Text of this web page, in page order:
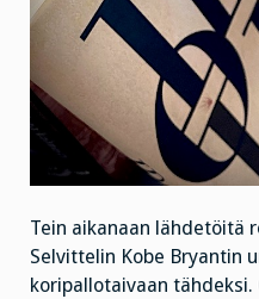
Tein aikanaan lähdetöitä
Selvittelin Kobe Bryantin
koripallotaivaan